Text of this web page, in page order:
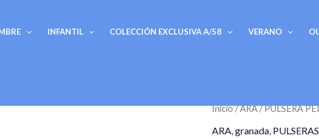
INFANTIL COLECCIÓN EXCLUSIVA A/58 VERANO
Inicio/ARA/ PULSERA
ARA granada
PULSERA
PELUQUERO